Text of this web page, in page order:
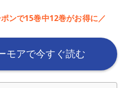
ンで15巻中12巻がお得に／
モアで今すぐ読む